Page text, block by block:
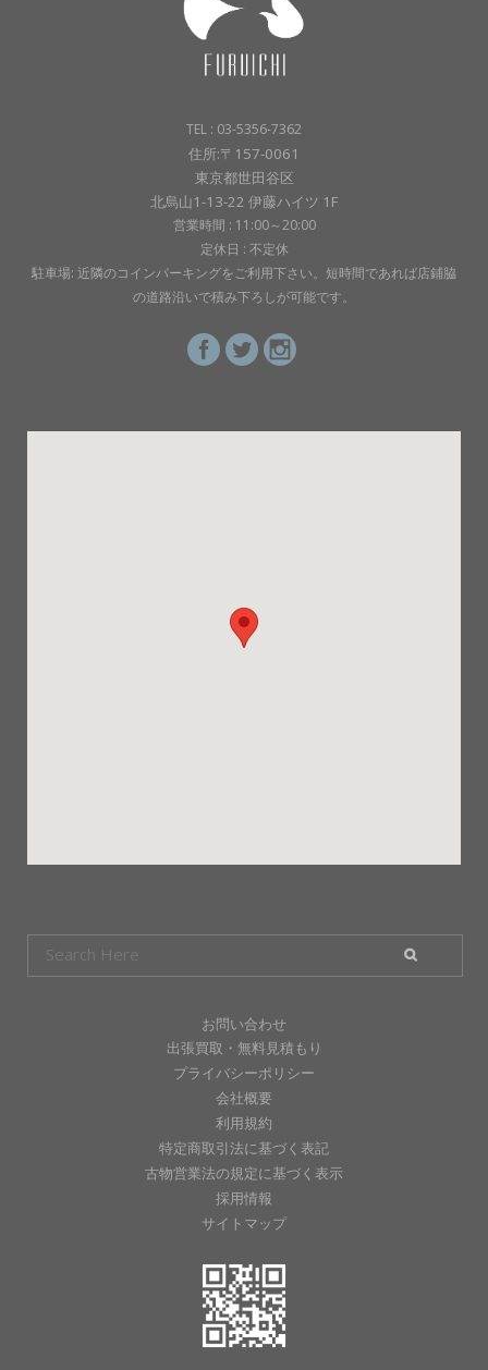
TEL : 03-5356-7362
住所:〒157-0061
東京都世田谷区
北烏山1-13-22 伊藤ハイツ 1F
営業時間 : 11:00～20:00
定休日 : 不定休
駐車場: 近隣のコインパーキングをご利用下さい。短時間であれば店鋪脇
の道路沿いで積み下ろしが可能です。
お問い合わせ
出張買取・無料見積もり
プライバシーポリシー
会社概要
利用規約
特定商取引法に基づく表記
古物営業法の規定に基づく表示
採用情報
サイトマップ